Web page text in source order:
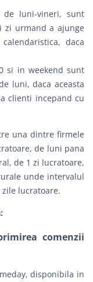
de luni-vineri, sunt
zi urmand a ajunge
daca
si in weekend sunt
luni, daca aceasta
clienti incepand cu
una dintre firmele
de luni pana
de 1 zi lucratoare,
unde intervalul
lucratoare.
comenzii
disponibila in